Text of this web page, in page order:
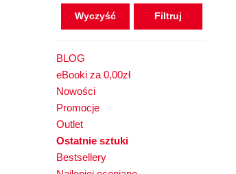
Wyczyść
BLOG
eBooki za 0,00zł
Nowości
Promocje
Outlet
Ostatnie sztuki
Bestsellery